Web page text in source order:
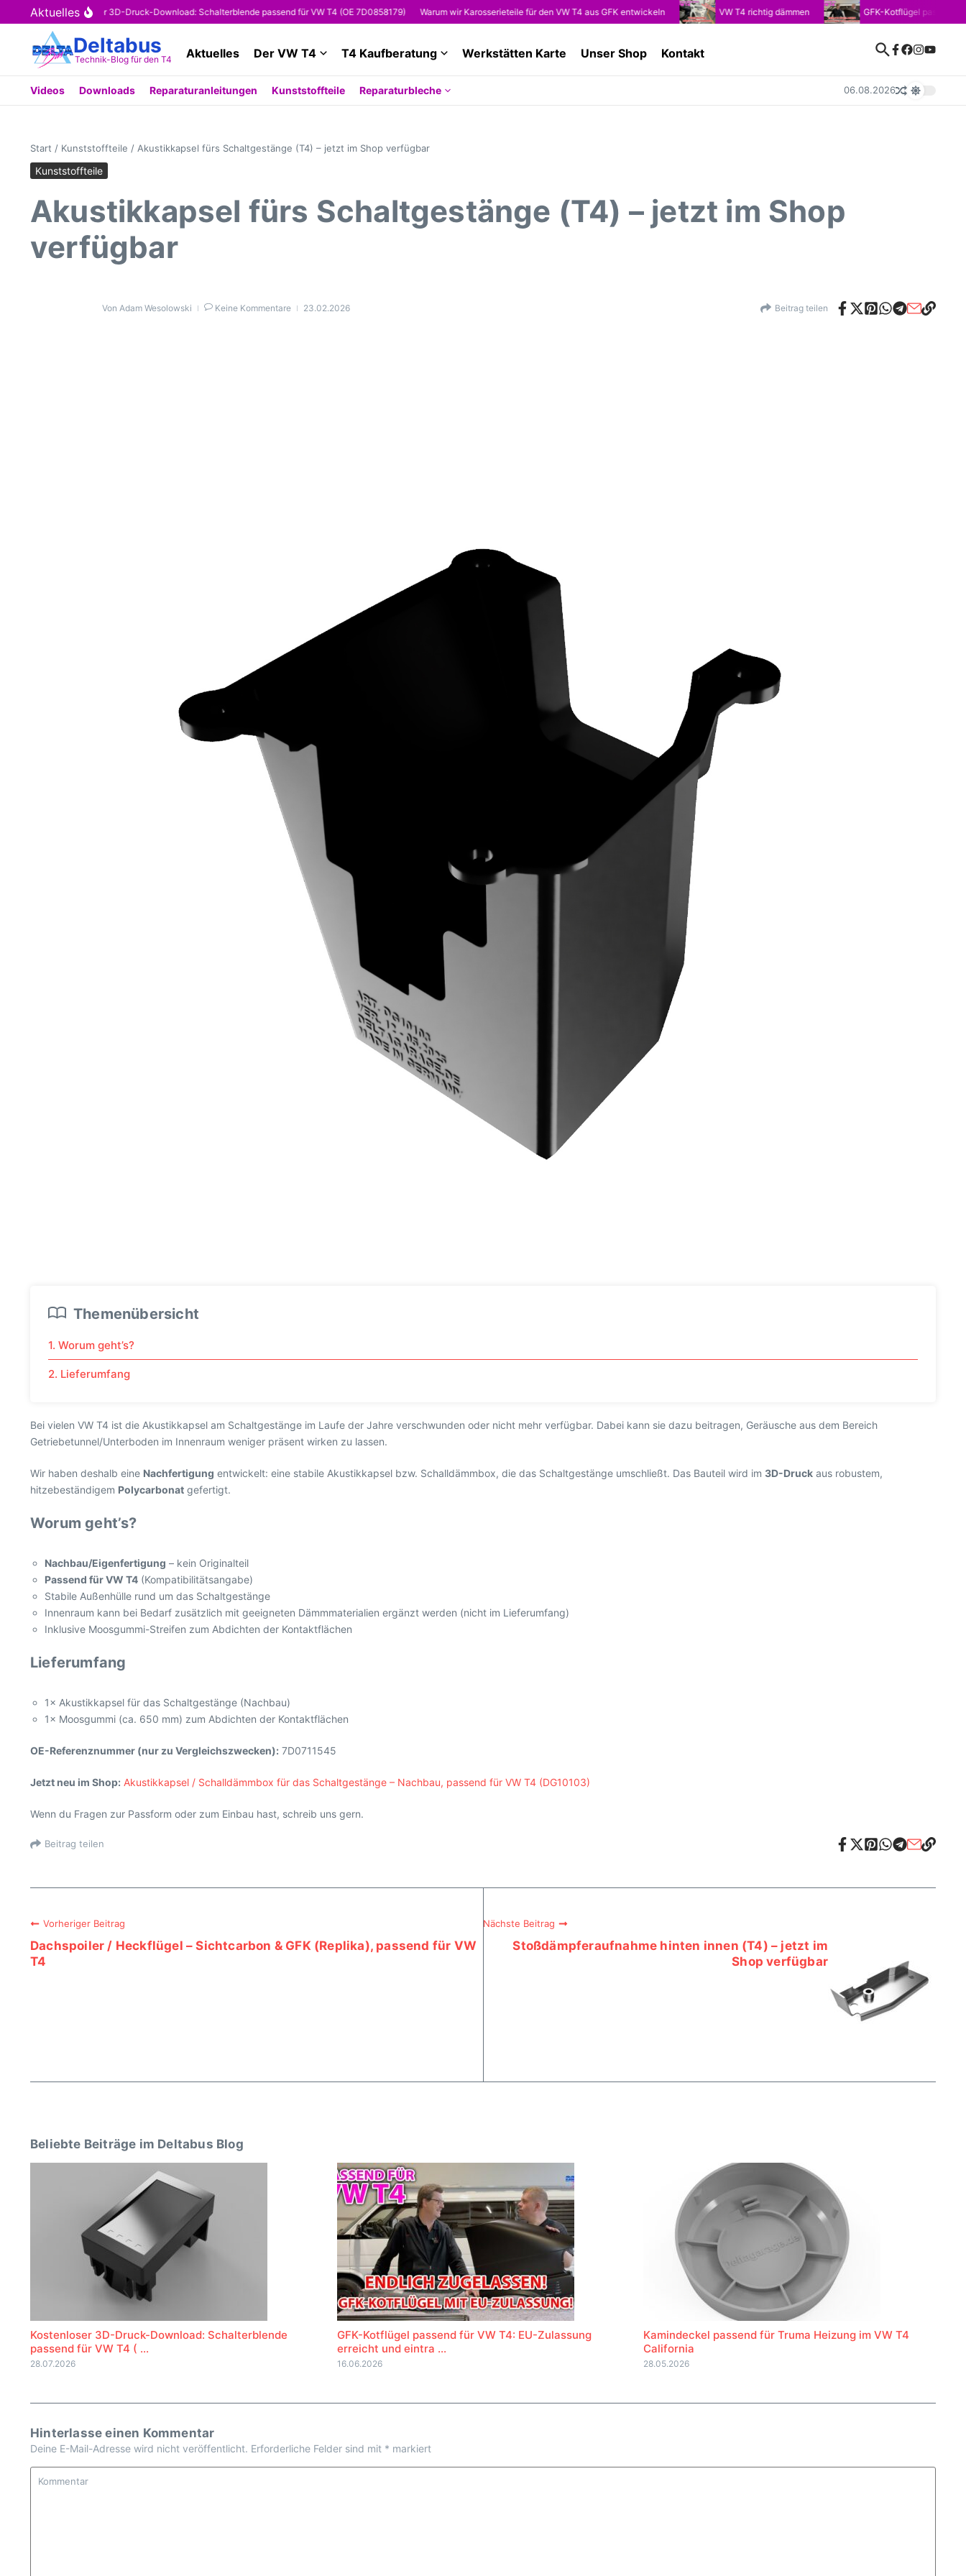
Zum Inhalt springen
Aktuelles
Kostenloser 3D-Druck-Download: Schalterblende passend für VW T4 (OE 7D0858179) Warum wir Karosserieteile für den VW T4 aus GFK entwickeln VW T4 richtig dämmen GFK-Kotflügel passend für
Deltabus
Technik-Blog für den T4 Aktuelles Der VW T4 T4 Kaufberatung Werkstätten Karte Unser Shop Kontakt
Videos Downloads Reparaturanleitungen Kunststoffteile Reparaturbleche 06.08.2026
Start / Kunststoffteile / Akustikkapsel fürs Schaltgestänge (T4) – jetzt im Shop verfügbar
Kunststoffteile
Akustikkapsel fürs Schaltgestänge (T4) – jetzt im Shop
verfügbar
Von Adam Wesolowski Keine Kommentare 23.02.2026 Beitrag teilen
Themenübersicht
1. Worum geht’s?
2. Lieferumfang
Bei vielen VW T4 ist die Akustikkapsel am Schaltgestänge im Laufe der Jahre verschwunden oder nicht mehr verfügbar. Dabei kann sie dazu beitragen, Geräusche aus dem Bereich
Getriebetunnel/Unterboden im Innenraum weniger präsent wirken zu lassen.
Wir haben deshalb eine Nachfertigung entwickelt: eine stabile Akustikkapsel bzw. Schalldämmbox, die das Schaltgestänge umschließt. Das Bauteil wird im 3D-Druck aus robustem,
hitzebeständigem Polycarbonat gefertigt.
Worum geht’s?
Nachbau/Eigenfertigung – kein Originalteil
Passend für VW T4 (Kompatibilitätsangabe)
Stabile Außenhülle rund um das Schaltgestänge
Innenraum kann bei Bedarf zusätzlich mit geeigneten Dämmmaterialien ergänzt werden (nicht im Lieferumfang)
Inklusive Moosgummi-Streifen zum Abdichten der Kontaktflächen
Lieferumfang
1× Akustikkapsel für das Schaltgestänge (Nachbau)
1× Moosgummi (ca. 650 mm) zum Abdichten der Kontaktflächen
OE-Referenznummer (nur zu Vergleichszwecken): 7D0711545
Jetzt neu im Shop: Akustikkapsel / Schalldämmbox für das Schaltgestänge – Nachbau, passend für VW T4 (DG10103)
Wenn du Fragen zur Passform oder zum Einbau hast, schreib uns gern.
Beitrag teilen
Vorheriger Beitrag
Dachspoiler / Heckflügel – Sichtcarbon & GFK (Replika), passend für VW
T4
Nächste Beitrag
Stoßdämpferaufnahme hinten innen (T4) – jetzt im
Shop verfügbar
Beliebte Beiträge im Deltabus Blog
Kostenloser 3D-Druck-Download: Schalterblende
passend für VW T4 ( ...
28.07.2026
GFK-Kotflügel passend für VW T4: EU-Zulassung
erreicht und eintra ...
16.06.2026
Kamindeckel passend für Truma Heizung im VW T4
California
28.05.2026
Hinterlasse einen Kommentar
Deine E-Mail-Adresse wird nicht veröffentlicht. Erforderliche Felder sind mit * markiert